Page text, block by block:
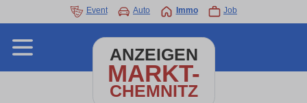
Event Auto Immo Job
ANZEIGEN
MARKT-
CHEMNITZ